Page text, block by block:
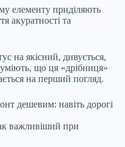
елементу приділяють
акуратності та
на якісний, дивується,
що ця «дрібниця»
на перший погляд.
дешевим: навіть дорогі
важливіший при